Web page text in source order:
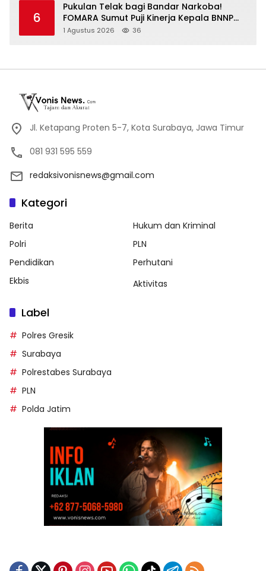
6
Pukulan Telak bagi Bandar Narkoba!
FOMARA Sumut Puji Kinerja Kepala BNNP
Sumut Bongkar Sabu, Ganja, hingga
1 Agustus 2026 36
Jl. Ketapang Proten 5-7, Kota Surabaya, Jawa Timur
081 931 595 559
redaksivonisnews@gmail.com
Kategori
Berita
Hukum dan Kriminal
Polri
PLN
Pendidikan
Perhutani
Ekbis
Aktivitas
Label
Polres Gresik
Surabaya
Polrestabes Surabaya
PLN
Polda Jatim